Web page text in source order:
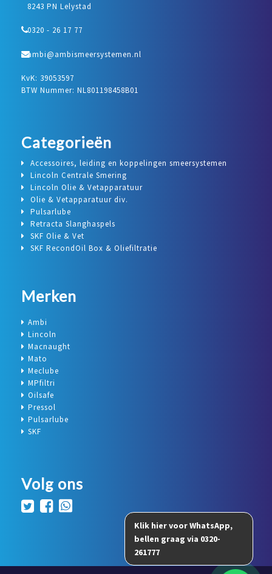
8243 PN Lelystad
0320 - 26 17 77
ambi@ambismeersystemen.nl
KvK: 39053597
BTW Nummer: NL801198458B01
Categorieën
Accessoires, leiding en koppelingen smeersystemen
Lincoln Centrale Smering
Lincoln Olie & Vetapparatuur
Olie & Vetapparatuur div.
Pulsarlube
Retracta Slanghaspels
SKF Olie & Vet
SKF RecondOil Box & Oliefiltratie
Merken
Ambi
Lincoln
Macnaught
Mato
Meclube
MPfiltri
Oilsafe
Pressol
Pulsarlube
SKF
Volg ons